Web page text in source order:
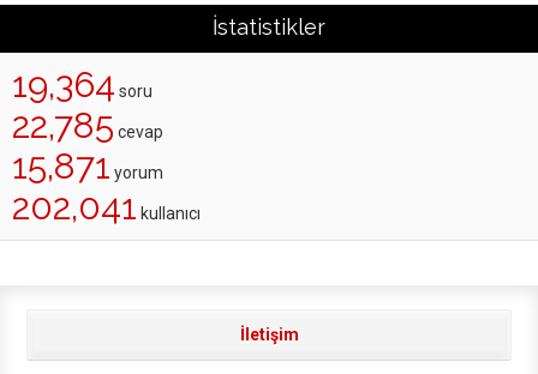
İstatistikler
19,364 soru
22,785 cevap
15,871 yorum
202,041 kullanıcı
İletişim